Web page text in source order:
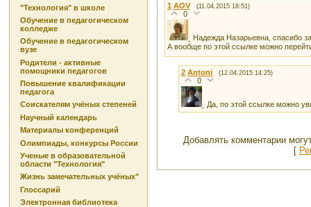
"Технология" в школе
Обучение в педагогическом
колледже
Обучение в педагогическом
вузе
Родители - активные
помощники педагогов
Повышение квалификации
педагога
Соискателям учёных степеней
Научный календарь
Материалы конференций
Олимпиады, конкурсы России
Ученые в образовательной
области "Технология"
Жизнь замечательных учёных"
Глоссарий
Электронная библиотека
1 AOV (11.04.2015 18:51)
0
Надежда Назарьевна, спасибо
А вообще по этой ссылке можно
2 Antoni (12.04.2015 14:25)
0
Да, по этой ссылке можно
Добавлять комментарии
[